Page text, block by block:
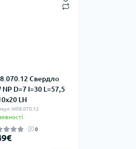
Свердло
NP D=7 I=30 L=57,5
LH
W08.070.12
0